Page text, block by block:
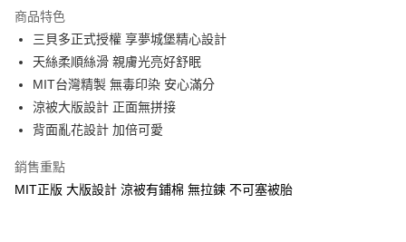
Apple Pay
街口支付
悠遊付
Google Pay
ATM付款
商品特色
三貝多正式授權 享夢城堡精心設計
天絲柔順絲滑 親膚光亮好舒眠
MIT台灣精製 無毒印染 安心滿分
涼被大版設計 正面無拼接
背面亂花設計 加倍可愛
銷售重點
MIT正版 大版設計 涼被有鋪棉 無拉鍊 不可塞被胎